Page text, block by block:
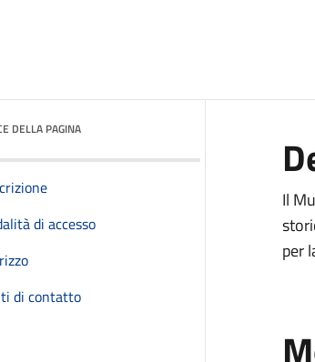
DELLA PAGINA
di accesso
di contatto
Il
per